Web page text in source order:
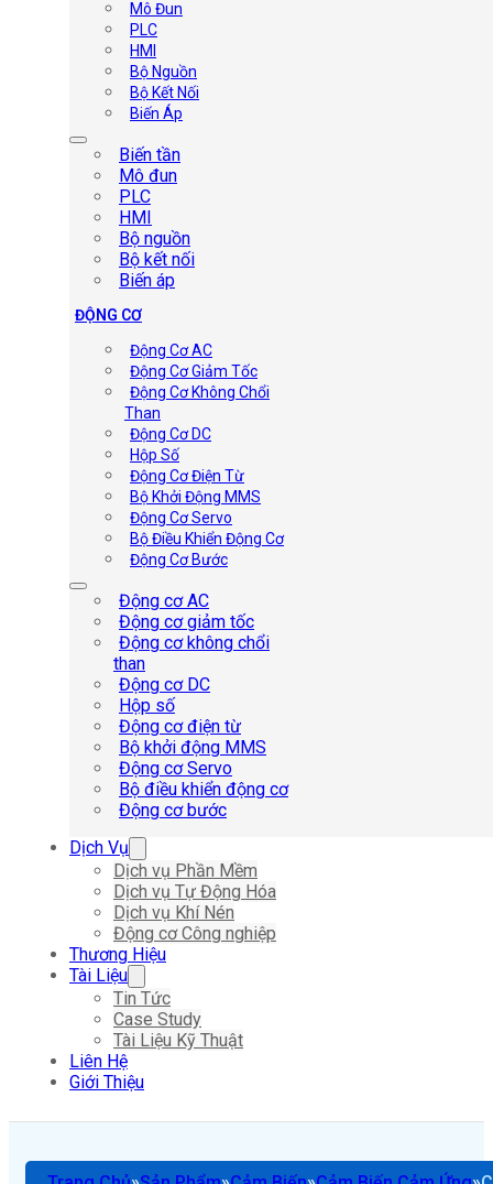
Mô Đun
PLC
HMI
Bộ Nguồn
Bộ Kết Nối
Biến Áp
Biến tần
Mô đun
PLC
HMI
Bộ nguồn
Bộ kết nối
Biến áp
ĐỘNG CƠ
Động Cơ AC
Động Cơ Giảm Tốc
Động Cơ Không Chổi
Than
Động Cơ DC
Hộp Số
Động Cơ Điện Từ
Bộ Khởi Động MMS
Động Cơ Servo
Bộ Điều Khiển Động Cơ
Động Cơ Bước
Động cơ AC
Động cơ giảm tốc
Động cơ không chổi
than
Động cơ DC
Hộp số
Động cơ điện từ
Bộ khởi động MMS
Động cơ Servo
Bộ điều khiển động cơ
Động cơ bước
Dịch Vụ
Dịch vụ Phần Mềm
Dịch vụ Tự Động Hóa
Dịch vụ Khí Nén
Động cơ Công nghiệp
Thương Hiệu
Tài Liệu
Tin Tức
Case Study
Tài Liệu Kỹ Thuật
Liên Hệ
Giới Thiệu